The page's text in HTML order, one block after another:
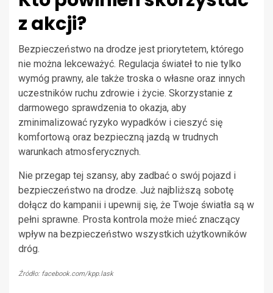
z akcji?
Bezpieczeństwo na drodze jest priorytetem, którego
nie można lekceważyć. Regulacja świateł to nie tylko
wymóg prawny, ale także troska o własne oraz innych
uczestników ruchu zdrowie i życie. Skorzystanie z
darmowego sprawdzenia to okazja, aby
zminimalizować ryzyko wypadków i cieszyć się
komfortową oraz bezpieczną jazdą w trudnych
warunkach atmosferycznych.
Nie przegap tej szansy, aby zadbać o swój pojazd i
bezpieczeństwo na drodze. Już najbliższą sobotę
dołącz do kampanii i upewnij się, że Twoje światła są w
pełni sprawne. Prosta kontrola może mieć znaczący
wpływ na bezpieczeństwo wszystkich użytkowników
dróg.
Źródło: facebook.com/kpp.lask